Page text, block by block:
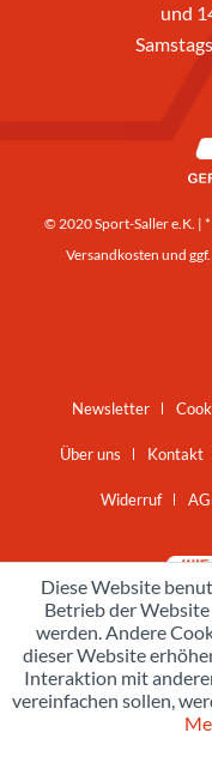
und
© 2020 Sport-Saller e.K. |
Versandkosten und
Newsletter
Über uns Kontakt
Widerruf
Diese Website
Betrieb der
werden. Andere
dieser Website
Interaktion mit
vereinfachen sollen,